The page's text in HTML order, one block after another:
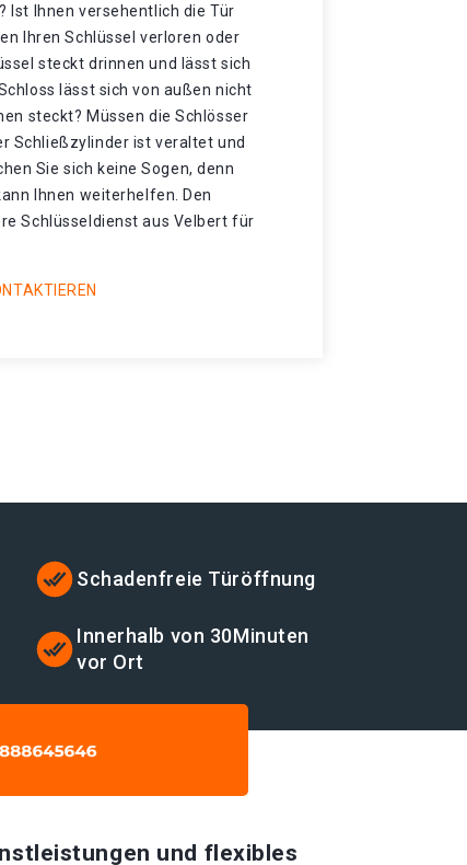
Ist Ihnen versehentlich die Tür
Ihren Schlüssel verloren oder
steckt drinnen und lässt sich
lässt sich von außen nicht
steckt? Müssen die Schlösser
Schließzylinder ist veraltet und
Sie sich keine Sogen, denn
Ihnen weiterhelfen. Den
Schlüsseldienst aus Velbert für
Schadenfreie Türöffnung
Innerhalb von 30Minuten
vor Ort
und flexibles